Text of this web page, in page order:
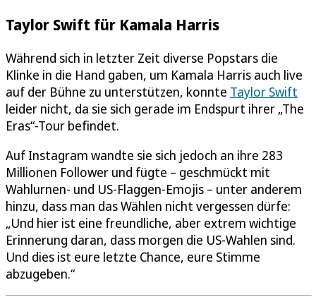
Taylor Swift für Kamala Harris
Während sich in letzter Zeit diverse Popstars die
Klinke in die Hand gaben, um Kamala Harris auch live
auf der Bühne zu unterstützen, konnte Taylor Swift
leider nicht, da sie sich gerade im Endspurt ihrer „The
Eras“-Tour befindet.
Auf Instagram wandte sie sich jedoch an ihre 283
Millionen Follower und fügte – geschmückt mit
Wahlurnen- und US-Flaggen-Emojis – unter anderem
hinzu, dass man das Wählen nicht vergessen dürfe:
„Und hier ist eine freundliche, aber extrem wichtige
Erinnerung daran, dass morgen die US-Wahlen sind.
Und dies ist eure letzte Chance, eure Stimme
abzugeben.“